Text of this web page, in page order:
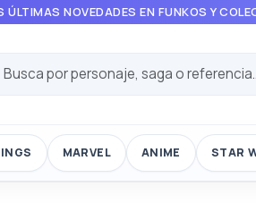
ÚLTIMAS NOVEDADES EN FUNKOS Y
MARVEL ANIME STAR